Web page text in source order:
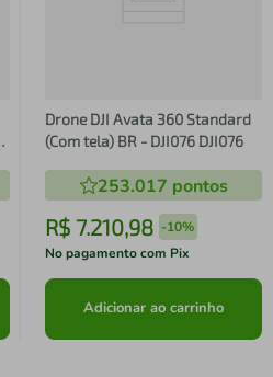
Drone DJI Avata 360 Standard
(Com tela) BR - DJI076 DJI076
253.017 pontos
R$ 7.210,98 -10%
No pagamento com Pix
Adicionar ao carrinho